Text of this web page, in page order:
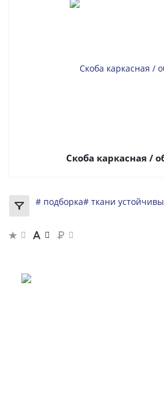
Скоба каркасная /
# подборка# ткани